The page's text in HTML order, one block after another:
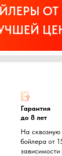
Гарантия
до 8 лет
На
бойлера от
зависимости
ОТ